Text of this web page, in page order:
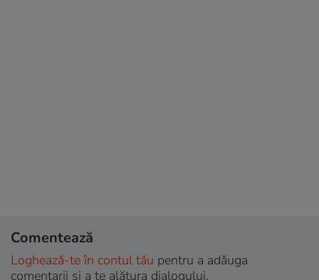
Comentează
Loghează-te în contul tău pentru a adăuga
comentarii și a te alătura dialogului.